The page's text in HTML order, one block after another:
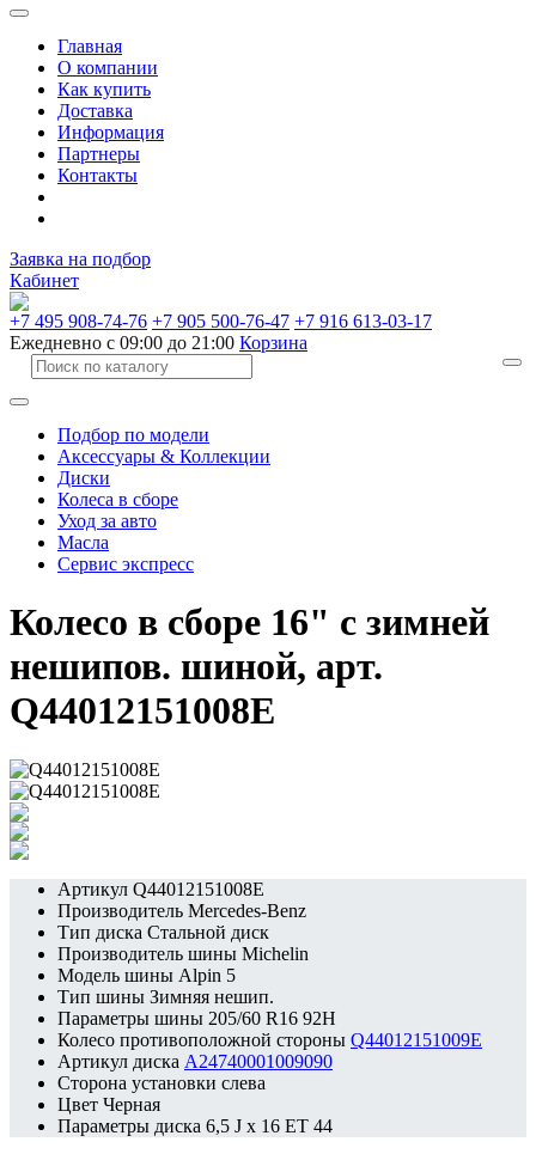
Главная
О компании
Как купить
Доставка
Информация
Партнеры
Контакты
Заявка на подбор
Кабинет
+7 495 908-74-76 +7 905 500-76-47 +7 916 613-03-17
Ежедневно с 09:00 до 21:00 Корзина
Подбор по модели
Аксессуары & Коллекции
Диски
Колеса в сборе
Уход за авто
Масла
Сервис экспресс
Колесо в сборе 16" с зимней
нешипов. шиной, арт.
Q44012151008E
Артикул Q44012151008E
Производитель Mercedes-Benz
Тип диска Стальной диск
Производитель шины Michelin
Модель шины Alpin 5
Тип шины Зимняя нешип.
Параметры шины 205/60 R16 92H
Колесо противоположной стороны Q44012151009E
Артикул диска A24740001009090
Сторона установки слева
Цвет Черная
Параметры диска 6,5 J x 16 ET 44